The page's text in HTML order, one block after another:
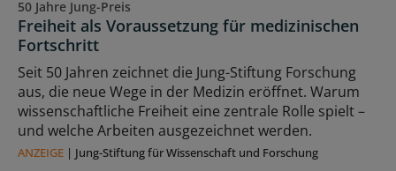
50 Jahre Jung-Preis
Freiheit als Voraussetzung für medizinischen
Fortschritt
Seit 50 Jahren zeichnet die Jung-Stiftung Forschung
aus, die neue Wege in der Medizin eröffnet. Warum
wissenschaftliche Freiheit eine zentrale Rolle spielt –
und welche Arbeiten ausgezeichnet werden.
ANZEIGE | Jung-Stiftung für Wissenschaft und Forschung